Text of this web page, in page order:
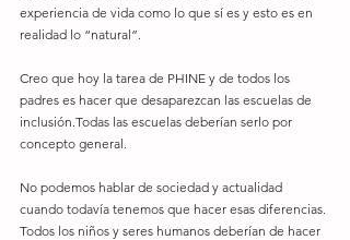
experiencia de vida como lo que sí es y esto es en
realidad lo “natural”.
Creo que hoy la tarea de PHINE y de todos los
padres es hacer que desaparezcan las escuelas de
inclusión.Todas las escuelas deberían serlo por
concepto general.
No podemos hablar de sociedad y actualidad
cuando todavía tenemos que hacer esas diferencias.
Todos los niños y seres humanos deberían de hacer